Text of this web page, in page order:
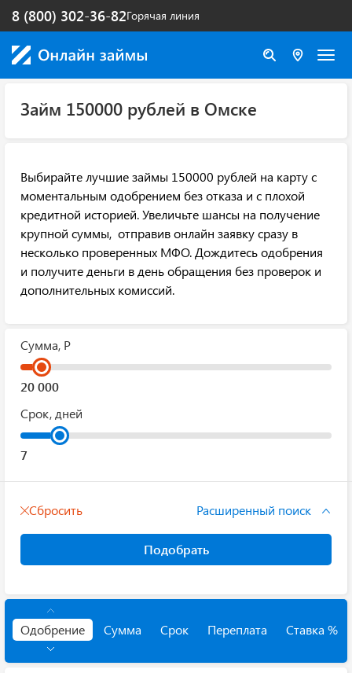
Горячая линия
8 (800) 302-36-82
Займ 150000 рублей в Омске
Выбирайте лучшие займы 150000 рублей на карту с
моментальным одобрением без отказа и с плохой
кредитной историей. Увеличьте шансы на получение
крупной суммы, отправив онлайн заявку сразу в
несколько проверенных МФО. Дождитесь одобрения
и получите деньги в день обращения без проверок и
дополнительных комиссий.
Сумма, Р
Срок, дней
Сбросить Расширенный поиск
Подобрать
Одобрение Сумма Срок Переплата Ставка %